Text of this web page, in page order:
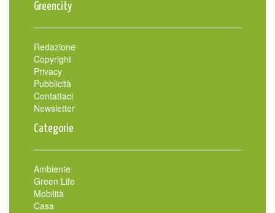
Greencity
Redazione
Copyright
Privacy
Pubblicità
Contattaci
Newsletter
Categorie
Ambiente
Green Life
Mobilità
Casa